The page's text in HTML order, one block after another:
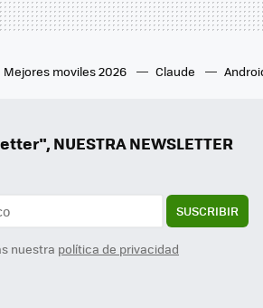
Mejores moviles 2026 Claude
NUESTRA NEWSLETTER
SUSCRIBIR
nuestra política de privacidad